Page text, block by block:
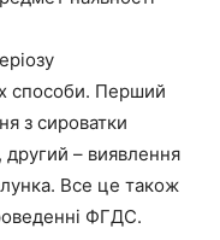
способи. Перший
з сироватки
другий – виявлення
Все це також
ФГДС.